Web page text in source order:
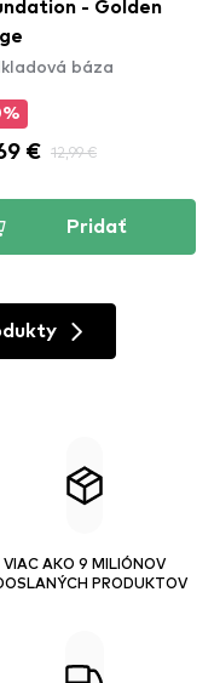
- Golden
báza
€ 12,99 €
Pridať
VIAC AKO 9 MILIÓNOV
PRODUKTOV